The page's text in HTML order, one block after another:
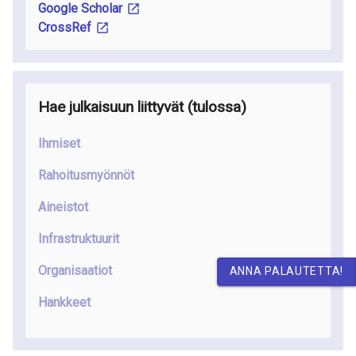
Google Scholar
CrossRef
Hae julkaisuun liittyvät(tulossa)
Ihmiset
Rahoitusmyönnöt
Aineistot
Infrastruktuurit
Organisaatiot
Hankkeet
ANNA PALAUTETTA!